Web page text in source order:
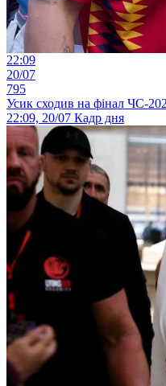
22:09
20/07
795
Усик сходив на фінал ЧС-
22:09, 20/07 Кадр дня